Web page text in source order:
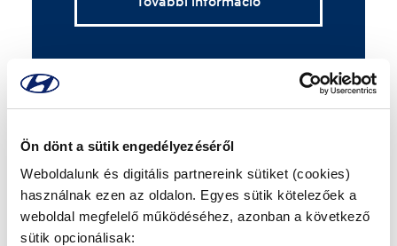
Ön dönt a sütik engedélyezéséről
Weboldalunk és digitális partnereink sütiket (cookies)
használnak ezen az oldalon. Egyes sütik kötelezőek a
weboldal megfelelő működéséhez, azonban a következő
sütik opcionálisak: